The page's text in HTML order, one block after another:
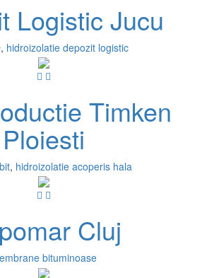
Logistic Jucu
, hidroizolatie depozit logistic
Timken
Ploiesti
, hidroizolatie acoperis hala
Cluj
bituminoase